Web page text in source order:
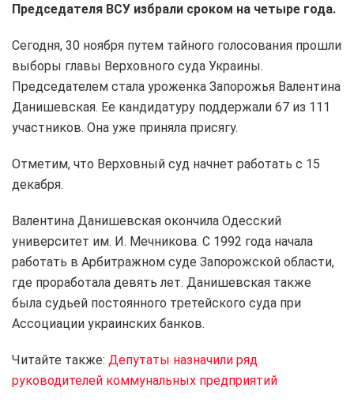
Председателя ВСУ избрали сроком на четыре года.
Сегодня, 30 ноября путем тайного голосования прошли
выборы главы Верховного суда Украины.
Председателем стала уроженка Запорожья Валентина
Данишевская. Ее кандидатуру поддержали 67 из 111
участников. Она уже приняла присягу.
Отметим, что Верховный суд начнет работать с 15
декабря.
Валентина Данишевская окончила Одесский
университет им. И. Мечникова. С 1992 года начала
работать в Арбитражном суде Запорожской области,
где проработала девять лет. Данишевская также
была судьей постоянного третейского суда при
Ассоциации украинских банков.
Читайте также: Депутаты назначили ряд
руководителей коммунальных предприятий